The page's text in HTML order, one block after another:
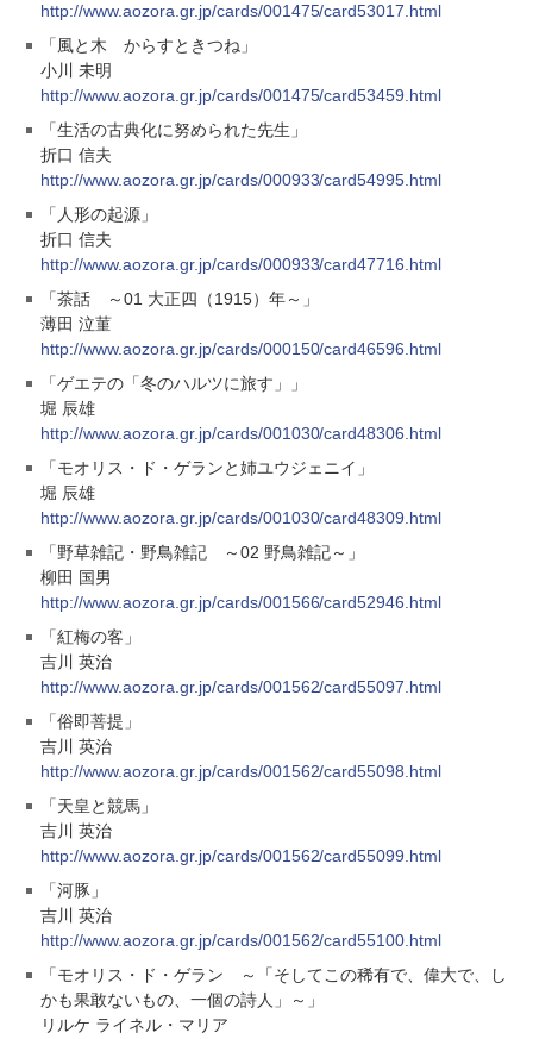
http://www.aozora.gr.jp/cards/001475/card53017.html
「風と木 からすときつね」
小川 未明
http://www.aozora.gr.jp/cards/001475/card53459.html
「生活の古典化に努められた先生」
折口 信夫
http://www.aozora.gr.jp/cards/000933/card54995.html
「人形の起源」
折口 信夫
http://www.aozora.gr.jp/cards/000933/card47716.html
「茶話 ～01 大正四（1915）年～」
薄田 泣菫
http://www.aozora.gr.jp/cards/000150/card46596.html
「ゲエテの「冬のハルツに旅す」」
堀 辰雄
http://www.aozora.gr.jp/cards/001030/card48306.html
「モオリス・ド・ゲランと姉ユウジェニイ」
堀 辰雄
http://www.aozora.gr.jp/cards/001030/card48309.html
「野草雑記・野鳥雑記 ～02 野鳥雑記～」
柳田 国男
http://www.aozora.gr.jp/cards/001566/card52946.html
「紅梅の客」
吉川 英治
http://www.aozora.gr.jp/cards/001562/card55097.html
「俗即菩提」
吉川 英治
http://www.aozora.gr.jp/cards/001562/card55098.html
「天皇と競馬」
吉川 英治
http://www.aozora.gr.jp/cards/001562/card55099.html
「河豚」
吉川 英治
http://www.aozora.gr.jp/cards/001562/card55100.html
「モオリス・ド・ゲラン ～「そしてこの稀有で、偉大で、し
かも果敢ないもの、一個の詩人」～」
リルケ ライネル・マリア